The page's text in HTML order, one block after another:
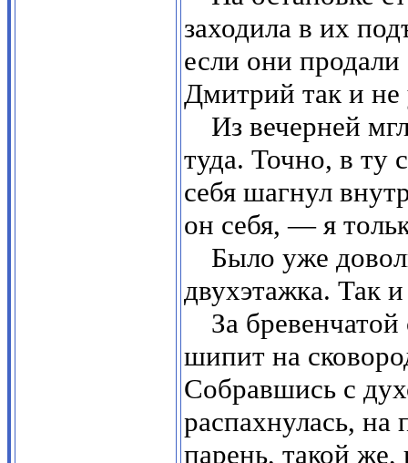
заходила в их
если они
Дмитрий так и не
Из вечерней
туда. Точно, в ту
себя шагнул
он себя, — я
Было уже
двухэтажка. Так
За
шипит на
Собравшись с
распахнулась, на
парень, такой же,